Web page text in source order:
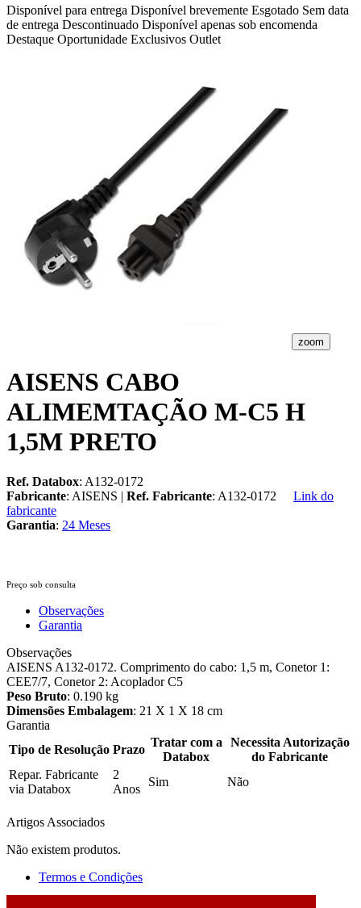
Disponível para entrega Disponível brevemente Esgotado Sem data
de entrega Descontinuado Disponível apenas sob encomenda
Destaque Oportunidade Exclusivos Outlet
zoom
AISENS CABO
ALIMEMTAÇÃO M-C5 H
1,5M PRETO
Ref. Databox: A132-0172
Fabricante: AISENS | Ref. Fabricante: A132-0172
Link do
fabricante
Garantia: 24 Meses
Preço sob consulta
Observações
Garantia
Observações
AISENS A132-0172. Comprimento do cabo: 1,5 m, Conetor 1:
CEE7/7, Conetor 2: Acoplador C5
Peso Bruto: 0.190 kg
Dimensões Embalagem: 21 X 1 X 18 cm
Garantia
Tipo de Resolução Prazo
Tratar com a
Databox
Necessita Autorização
do Fabricante
Repar. Fabricante
via Databox
2
Anos
Sim Não
Artigos Associados
Não existem produtos.
Termos e Condições